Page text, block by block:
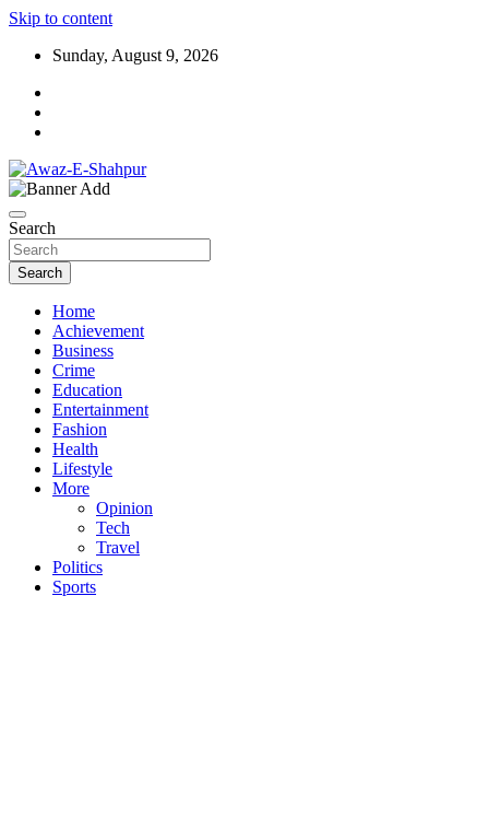
Skip to content
Sunday, August 9, 2026
Awaz-E-Shahpur
Search
Search
Home
Achievement
Business
Crime
Education
Entertainment
Fashion
Health
Lifestyle
More
Opinion
Tech
Travel
Politics
Sports